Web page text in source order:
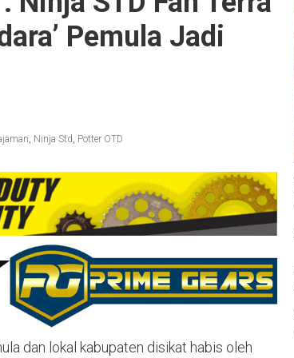
Pemula Jadi
, Ninja Std, Potter OTD
dan lokal kabupaten disikat habis oleh